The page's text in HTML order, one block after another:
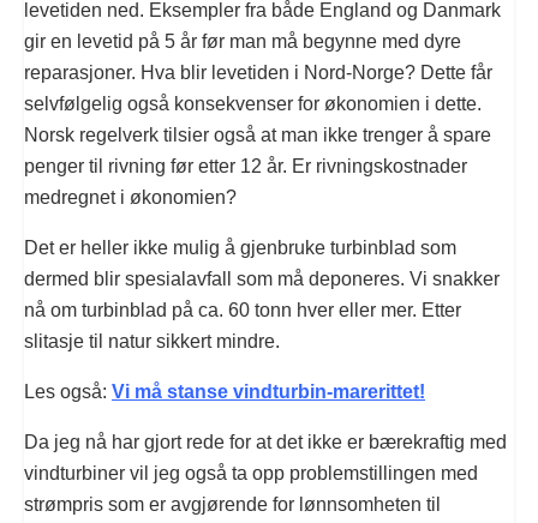
levetiden ned. Eksempler fra både England og Danmark
gir en levetid på 5 år før man må begynne med dyre
reparasjoner. Hva blir levetiden i Nord-Norge? Dette får
selvfølgelig også konsekvenser for økonomien i dette.
Norsk regelverk tilsier også at man ikke trenger å spare
penger til rivning før etter 12 år. Er rivningskostnader
medregnet i økonomien?
Det er heller ikke mulig å gjenbruke turbinblad som
dermed blir spesialavfall som må deponeres. Vi snakker
nå om turbinblad på ca. 60 tonn hver eller mer. Etter
slitasje til natur sikkert mindre.
Les også: Vi må stanse vindturbin-marerittet!
Da jeg nå har gjort rede for at det ikke er bærekraftig med
vindturbiner vil jeg også ta opp problemstillingen med
strømpris som er avgjørende for lønnsomheten til